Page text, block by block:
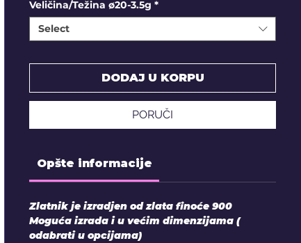
Veličina/Težina ø20-3.5g *
Select
DODAJ U KORPU
PORUČI
Opšte informacije
Zlatnik je izradjen od zlata finoće 900
Moguća izrada i u većim dimenzijama (
odabrati u opcijama)